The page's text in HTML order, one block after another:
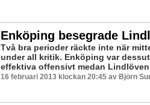
Enköping besegrade
Två bra perioder räckte inte när
under all kritik. Enköping var
effektiva offensivt medan
16 februari 2013 klockan 20:45 av Björn